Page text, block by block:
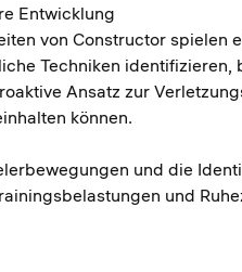
Entwicklung
von Constructor
Techniken
Ansatz zur
können.
und die
und